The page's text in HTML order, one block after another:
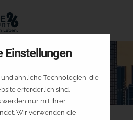
Einstellungen
ähnliche Technologien, die
erforderlich sind.
werden nur mit Ihrer
Wir verwenden die